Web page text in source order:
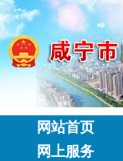
网站首页
网上服务